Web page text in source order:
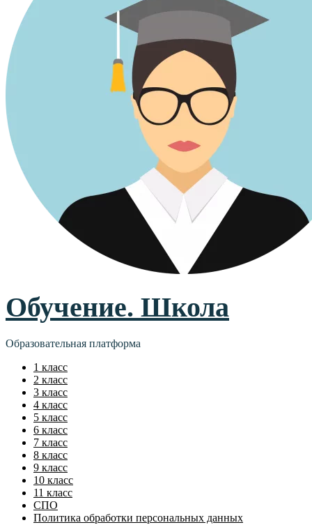
Обучение. Школа
Образовательная платформа
1 класс
2 класс
3 класс
4 класс
5 класс
6 класс
7 класс
8 класс
9 класс
10 класс
11 класс
СПО
Политика обработки персональных данных